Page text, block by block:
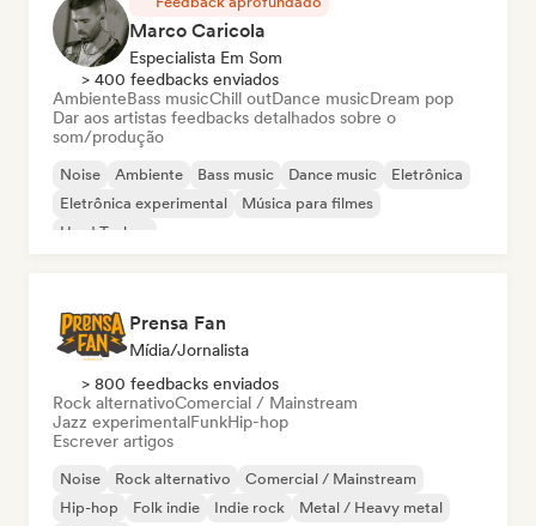
Marco Caricola
Especialista Em Som
> 400 feedbacks enviados
AmbienteBass musicChill outDance musicDream pop
Dar aos artistas feedbacks detalhados sobre o
som/produção
Noise Ambiente Bass music Dance music
Eletrônica
Eletrônica experimental
Música para filmes
Hard Techno
Prensa Fan
Mídia/Jornalista
> 800 feedbacks enviados
Rock alternativoComercial / Mainstream
Jazz experimentalFunkHip-hop
Escrever artigos
Noise Rock alternativo
Comercial / Mainstream
Hip-hop
Folk indie Indie rock
Metal / Heavy metal